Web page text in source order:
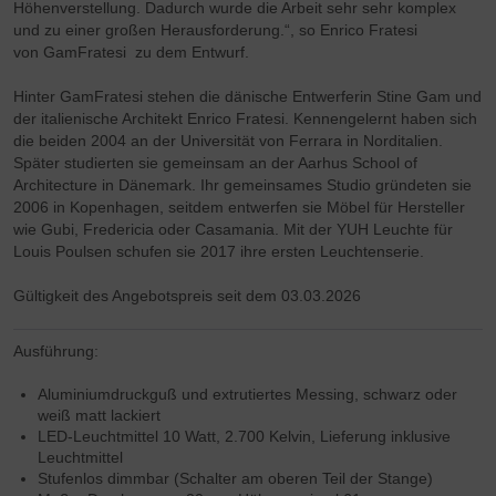
Höhenverstellung. Dadurch wurde die Arbeit sehr sehr komplex
und zu einer großen Herausforderung.“, so Enrico Fratesi
von GamFratesi zu dem Entwurf.
Hinter GamFratesi stehen die dänische Entwerferin Stine Gam und
der italienische Architekt Enrico Fratesi. Kennengelernt haben sich
die beiden 2004 an der Universität von Ferrara in Norditalien.
Später studierten sie gemeinsam an der Aarhus School of
Architecture in Dänemark. Ihr gemeinsames Studio gründeten sie
2006 in Kopenhagen, seitdem entwerfen sie Möbel für Hersteller
wie Gubi, Fredericia oder Casamania. Mit der YUH Leuchte für
Louis Poulsen schufen sie 2017 ihre ersten Leuchtenserie.
Gültigkeit des Angebotspreis seit dem 03.03.2026
Ausführung:
Aluminiumdruckguß und extrutiertes Messing, schwarz oder
weiß matt lackiert
LED-Leuchtmittel 10 Watt, 2.700 Kelvin, Lieferung inklusive
Leuchtmittel
Stufenlos dimmbar (Schalter am oberen Teil der Stange)